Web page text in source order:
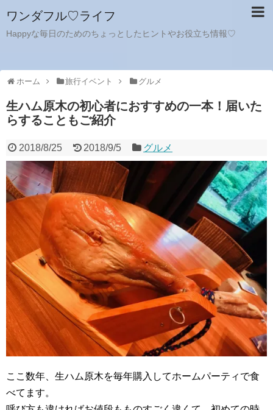
ワンダフル♡ライフ
Happyな毎日のためのちょっとしたヒントやお役立ち情報♡
ホーム 旅行イベント グルメ
生ハム原木の初心者におすすめの一本！届いた
らすることもご紹介
2018/8/25 2018/9/5 グルメ
ここ数年、生ハム原木を毎年購入してホームパーティで食
べてます。